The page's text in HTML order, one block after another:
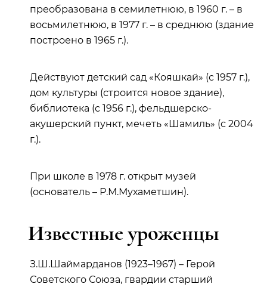
преобразована в семилетнюю, в 1960 г. – в
восьмилетнюю, в 1977 г. – в среднюю (здание
построено в 1965 г.).
Действуют детский сад «Кояшкай» (с 1957 г.),
дом культуры (строится новое здание),
библиотека (с 1956 г.), фельдшерско-
акушерский пункт, мечеть «Шамиль» (с 2004
г.).
При школе в 1978 г. открыт музей
(основатель – Р.М.Мухаметшин).
Известные уроженцы
З.Ш.Шаймарданов (1923–1967) – Герой
Советского Союза, гвардии старший